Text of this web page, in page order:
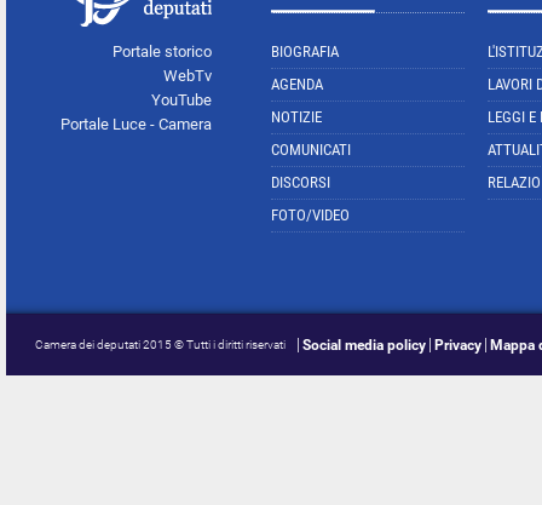
Portale storico
WebTv
YouTube
Portale Luce - Camera
BIOGRAFIA
AGENDA
NOTIZIE
COMUNICATI
DISCORSI
FOTO/VIDEO
LAVORI
LEGGI E
Camera dei deputati 2015 © Tutti i diritti riservati Social media policy Privacy Mappa